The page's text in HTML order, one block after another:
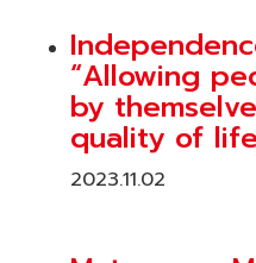
“Allowing
by
quality of
2023.11.02